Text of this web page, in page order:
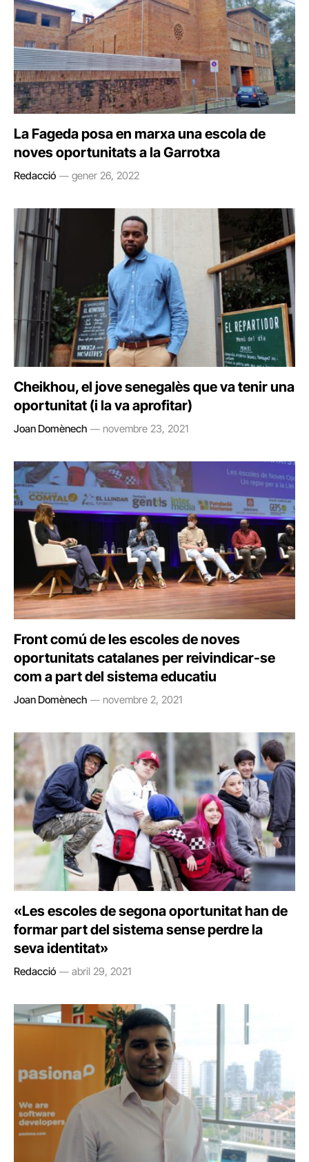
La Fageda posa en marxa una escola de
noves oportunitats a la Garrotxa
Redacció gener 26, 2022
Cheikhou, el jove senegalès que va tenir una
oportunitat (i la va aprofitar)
Joan Domènech novembre 23, 2021
Front comú de les escoles de noves
oportunitats catalanes per reivindicar-se
com a part del sistema educatiu
Joan Domènech novembre 2, 2021
«Les escoles de segona oportunitat han de
formar part del sistema sense perdre la
seva identitat»
Redacció abril 29, 2021